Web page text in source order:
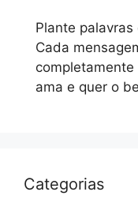
Plante
Cada
ama e quer o
Categorias